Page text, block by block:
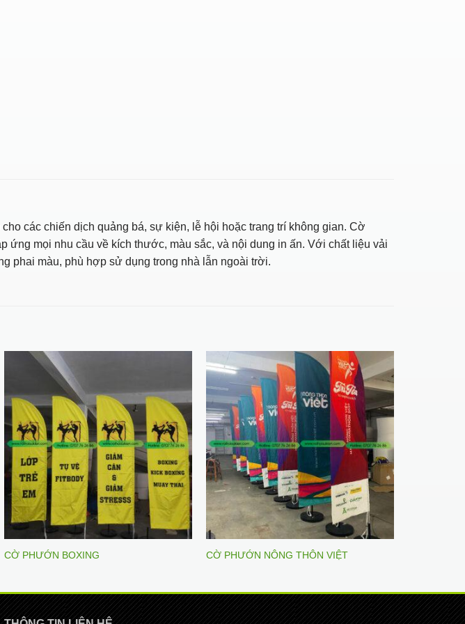
các chiến dịch quảng bá, sự kiện, lễ hội hoặc trang trí không gian. Cờ
mọi nhu cầu về kích thước, màu sắc, và nội dung in ấn. Với chất liệu vải
phai màu, phù hợp sử dụng trong nhà lẫn ngoài trời.
CỜ PHƯỚN BOXING CỜ PHƯỚN NÔNG THÔN VIỆT